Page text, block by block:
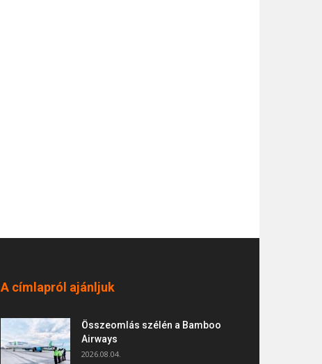
A címlapról ajánljuk
Összeomlás szélén a Bamboo
Airways
2026.08.04.